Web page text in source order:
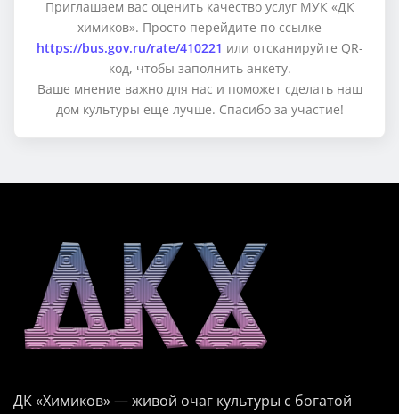
Приглашаем вас оценить качество услуг МУК «ДК
химиков». Просто перейдите по ссылке
https://bus.gov.ru/rate/410221 или отсканируйте QR-
код, чтобы заполнить анкету.
Ваше мнение важно для нас и поможет сделать наш
дом культуры еще лучше. Спасибо за участие!
ДК «Химиков» — живой очаг культуры с богатой